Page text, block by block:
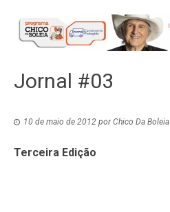
Jornal #03
10 de maio de 2012 porChico Da Boleia
Terceira Edição